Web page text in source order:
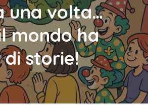
una volta…
mondo ha
di storie!